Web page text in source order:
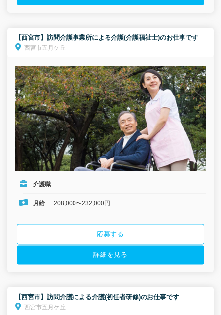
【西宮市】訪問介護事業所による介護(介護福祉士)のお仕事です
西宮市五月ケ丘
介護職
月給 208,000〜232,000円
応募する
詳細を見る
【西宮市】訪問介護による介護(初任者研修)のお仕事です
西宮市五月ケ丘